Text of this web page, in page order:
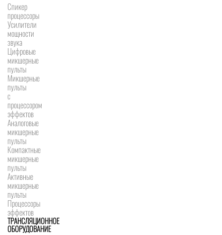
Спикер
процессоры
Усилители
мощности
звука
Цифровые
микшерные
пульты
Микшерные
пульты
с
процессором
эффектов
Аналоговые
микшерные
пульты
Компактные
микшерные
пульты
Активные
микшерные
пульты
Процессоры
эффектов
ТРАНСЛЯЦИОННОЕ
ОБОРУДОВАНИЕ